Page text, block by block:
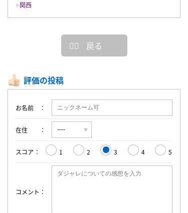
関西
戻る
評価の投稿
お名前
在住
スコア 1 2 3 4 5
コメント